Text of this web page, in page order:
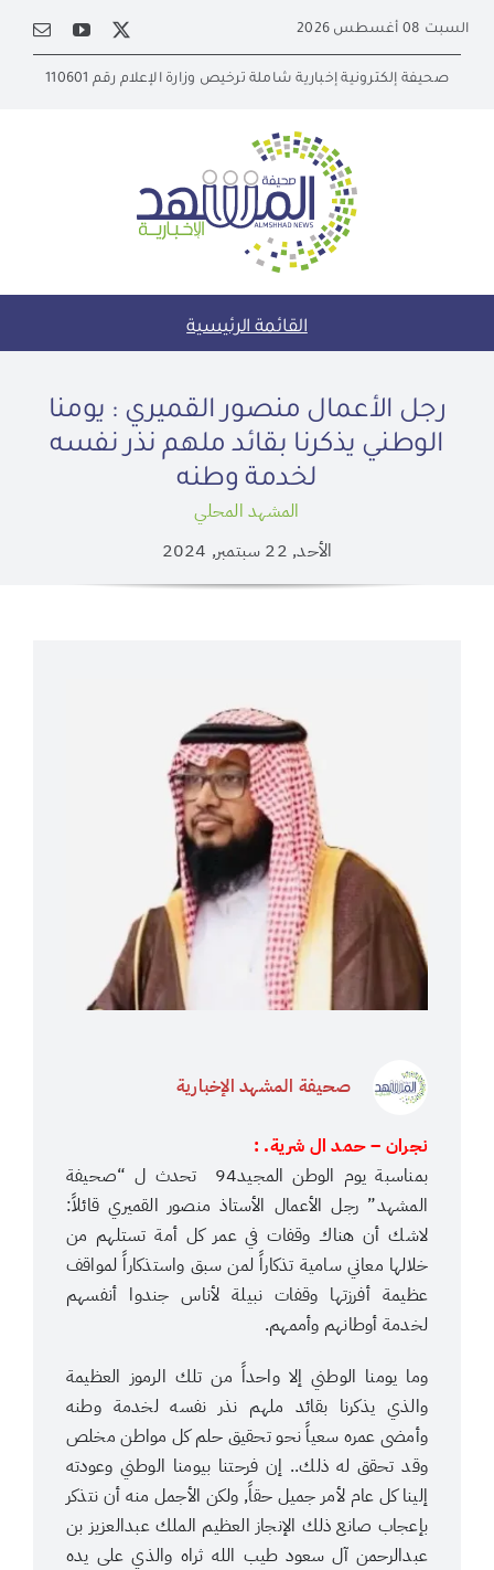
content
السبت 08 أغسطس 2026
صحيفة إلكترونية إخبارية شاملة ترخيص وزارة الإعلام رقم 110601
القائمة الرئيسية
رجل الأعمال منصور القميري : يومنا
الوطني يذكرنا بقائد ملهم نذر نفسه
لخدمة وطنه
المشهد المحلي
الأحد, 22 سبتمبر, 2024
صحيفة المشهد الإخبارية
نجران – حمد ال شرية. :
‎بمناسبة يوم الوطن المجيد94 تحدث ل “صحيفة
المشهد” رجل الأعمال الأستاذ منصور القميري قائلاً:
لاشك أن هناك وقفات في عمر كل أمة تستلهم من
خلالها معاني سامية تذكاراً لمن سبق واستذكاراً لمواقف
عظيمة أفرزتها وقفات نبيلة لأناس جندوا أنفسهم
لخدمة أوطانهم وأممهم.
وما يومنا الوطني إلا واحداً من تلك الرموز العظيمة
والذي يذكرنا بقائد ملهم نذر نفسه لخدمة وطنه
وأمضى عمره سعياً نحو تحقيق حلم كل مواطن مخلص
وقد تحقق له ذلك.. إن فرحتنا بيومنا الوطني وعودته
إلينا كل عام لأمر جميل حقاً, ولكن الأجمل منه أن نتذكر
بإعجاب صانع ذلك الإنجاز العظيم الملك عبدالعزيز بن
عبدالرحمن آل سعود طيب الله ثراه والذي على يده